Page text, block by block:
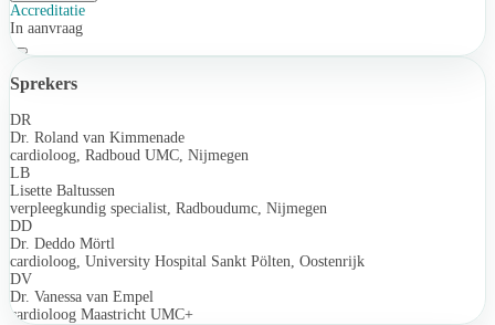
Accreditatie
In aanvraag
Sprekers
DR
Dr. Roland van Kimmenade
cardioloog, Radboud UMC, Nijmegen
LB
Lisette Baltussen
verpleegkundig specialist, Radboudumc, Nijmegen
DD
Dr. Deddo Mörtl
cardioloog, University Hospital Sankt Pölten, Oostenrijk
DV
Dr. Vanessa van Empel
cardioloog Maastricht UMC+